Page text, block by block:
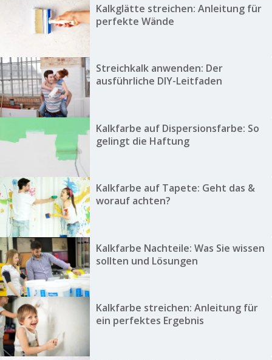
Kalkglätte streichen: Anleitung für
perfekte Wände
Streichkalk anwenden: Der
ausführliche DIY-Leitfaden
Kalkfarbe auf Dispersionsfarbe: So
gelingt die Haftung
Kalkfarbe auf Tapete: Geht das &
worauf achten?
Kalkfarbe Nachteile: Was Sie wissen
sollten und Lösungen
Kalkfarbe streichen: Anleitung für
ein perfektes Ergebnis